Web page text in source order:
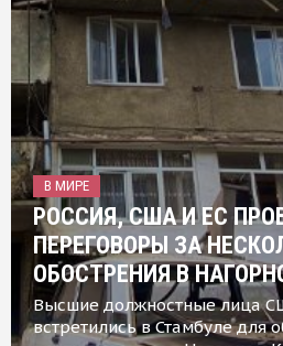
В МИРЕ
РОССИЯ, США И ЕС
ПЕРЕГОВОРЫ ЗА
ОБОСТРЕНИЯ В
Высшие должностные лица
встретились в Стамбуле для